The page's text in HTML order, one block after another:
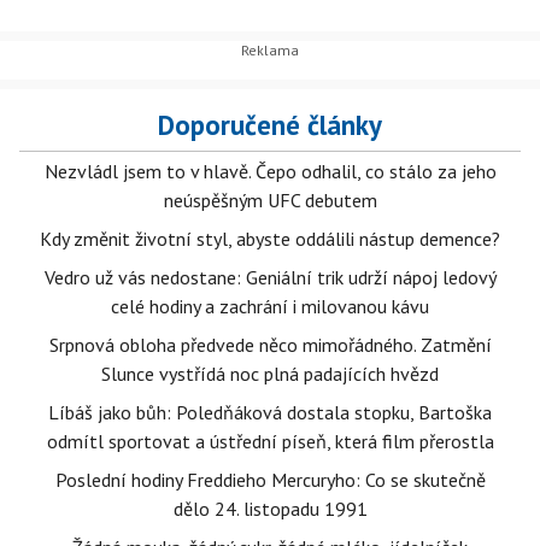
Doporučené články
Nezvládl jsem to v hlavě. Čepo odhalil, co stálo za jeho
neúspěšným UFC debutem
Kdy změnit životní styl, abyste oddálili nástup demence?
Vedro už vás nedostane: Geniální trik udrží nápoj ledový
celé hodiny a zachrání i milovanou kávu
Srpnová obloha předvede něco mimořádného. Zatmění
Slunce vystřídá noc plná padajících hvězd
Líbáš jako bůh: Poledňáková dostala stopku, Bartoška
odmítl sportovat a ústřední píseň, která film přerostla
Poslední hodiny Freddieho Mercuryho: Co se skutečně
dělo 24. listopadu 1991